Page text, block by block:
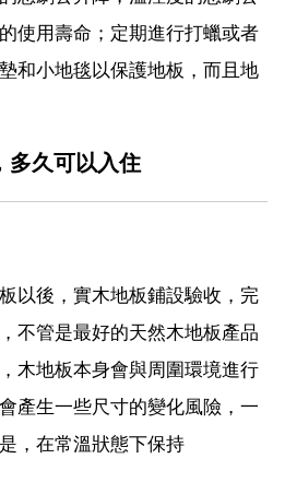
使用壽命；定期進行打蠟或者
和小地毯以保護地板，而且地
多久可以入住
以後，實木地板鋪設驗收，完
不管是最好的天然木地板產品
木地板本身會與周圍環境進行
產生一些尺寸的變化風險，一
，在常溫狀態下保持